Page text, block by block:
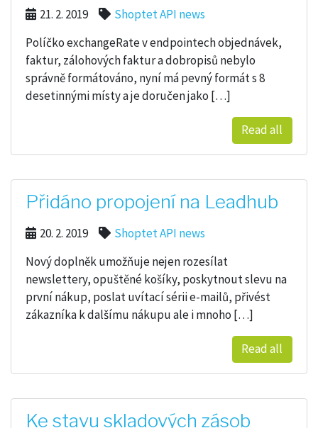
21. 2. 2019
Shoptet API news
Políčko exchangeRate v endpointech objednávek,
faktur, zálohových faktur a dobropisů nebylo
správně formátováno, nyní má pevný formát s 8
desetinnými místy a je doručen jako […]
Read all
Přidáno propojení na Leadhub
20. 2. 2019
Shoptet API news
Nový doplněk umožňuje nejen rozesílat
newslettery, opuštěné košíky, poskytnout slevu na
první nákup, poslat uvítací sérii e-mailů, přivést
zákazníka k dalšímu nákupu ale i mnoho […]
Read all
Ke stavu skladových zásob